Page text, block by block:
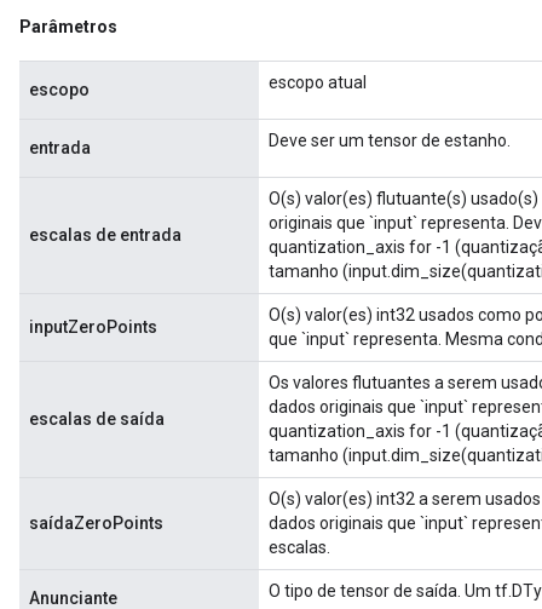
Parâmetros
escopo escopo atual
entrada Deve ser um tensor de estanho.
escalas de entrada
O(s) valor(es) flutuante(s)
originais que `input` representa.
quantization_axis for -1
tamanho
inputZeroPoints
O(s) valor(es) int32 usados ​​como
que `input` representa. Mesma
escalas de saída
Os valores flutuantes a serem
dados originais que `input`
quantization_axis for -1
tamanho
saídaZeroPoints
O(s) valor(es) int32 a serem
dados originais que `input`
escalas.
Anunciante O tipo de tensor de saída. Um